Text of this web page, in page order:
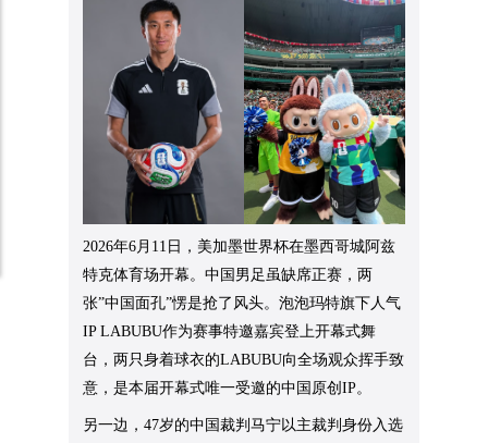
2026年6月11日，美加墨世界杯在墨西哥城阿兹
特克体育场开幕。中国男足虽缺席正赛，两
张”中国面孔”愣是抢了风头。泡泡玛特旗下人气
IP LABUBU作为赛事特邀嘉宾登上开幕式舞
台，两只身着球衣的LABUBU向全场观众挥手致
意，是本届开幕式唯一受邀的中国原创IP。
另一边，47岁的中国裁判马宁以主裁判身份入选